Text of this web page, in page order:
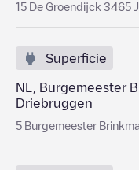
15 De Groendijck 3465
Superficie
NL, Burgemeester
Driebruggen
5 Burgemeester